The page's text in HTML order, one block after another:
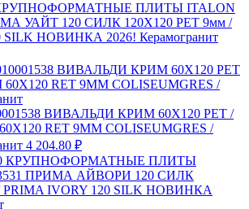
КРУПНОФОРМАТНЫЕ ПЛИТЫ ITALON
УАЙТ 120 СИЛК 120Х120 РЕТ 9мм /
SILK НОВИНКА 2026! Керамогранит
ВИВАЛЬДИ КРИМ 60X120 РЕТ /
RET 9MM COLISEUMGRES /
4 204.80 ₽